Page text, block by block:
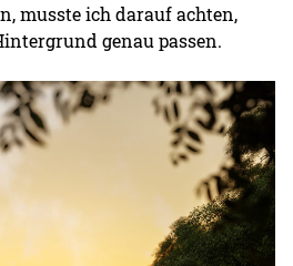
musste ich darauf achten,
genau passen.